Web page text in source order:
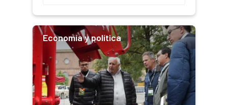
Economía y política